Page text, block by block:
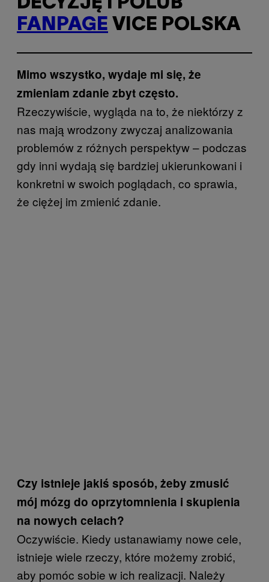
FANPAGE VICE POLSKA
Mimo wszystko, wydaje mi się, że
zmieniam zdanie zbyt często.
Rzeczywiście, wygląda na to, że niektórzy z
nas mają wrodzony zwyczaj analizowania
problemów z różnych perspektyw – podczas
gdy inni wydają się bardziej ukierunkowani i
konkretni w swoich poglądach, co sprawia,
że ciężej im zmienić zdanie.
Czy istnieje jakiś sposób, żeby zmusić
mój mózg do oprzytomnienia i skupienia
na nowych celach?
Oczywiście. Kiedy ustanawiamy nowe cele,
istnieje wiele rzeczy, które możemy zrobić,
aby pomóc sobie w ich realizacji. Należy